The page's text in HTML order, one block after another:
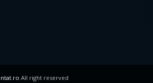
All right reserved